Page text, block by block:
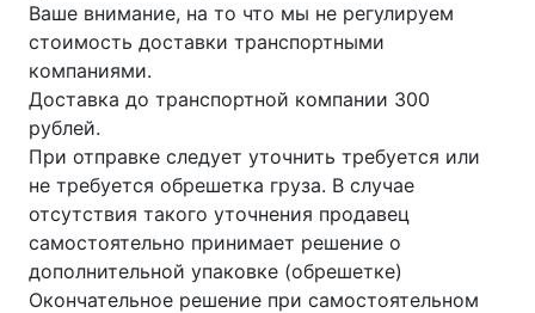
Ваше внимание, на то что мы не регулируем
стоимость доставки транспортными
компаниями.
Доставка до транспортной компании 300
рублей.
При отправке следует уточнить требуется или
не требуется обрешетка груза. В случае
отсутствия такого уточнения продавец
самостоятельно принимает решение о
дополнительной упаковке (обрешетке)
Окончательное решение при самостоятельном